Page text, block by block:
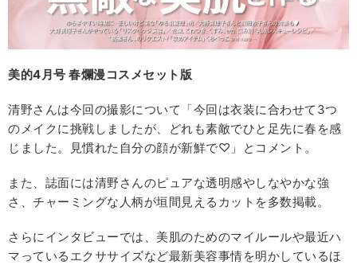
美的4月号 春爛漫コスメセット版
清野さんは今回の撮影について「今回は衣装に合わせて3つ
のメイクに挑戦しましたが、どれも素敵でひと足先に春を感
じました。見慣れた自分の顔が新鮮で♡」とコメント。
また、誌面には清野さんのピュアな透明感やしなやかな強
さ、チャーミングな人柄が垣間見えるカットを多数掲載。
さらにインタビューでは、美肌のためのマイルールや最近ハ
マっているエクササイズなど最新美容事情を明かしているほ